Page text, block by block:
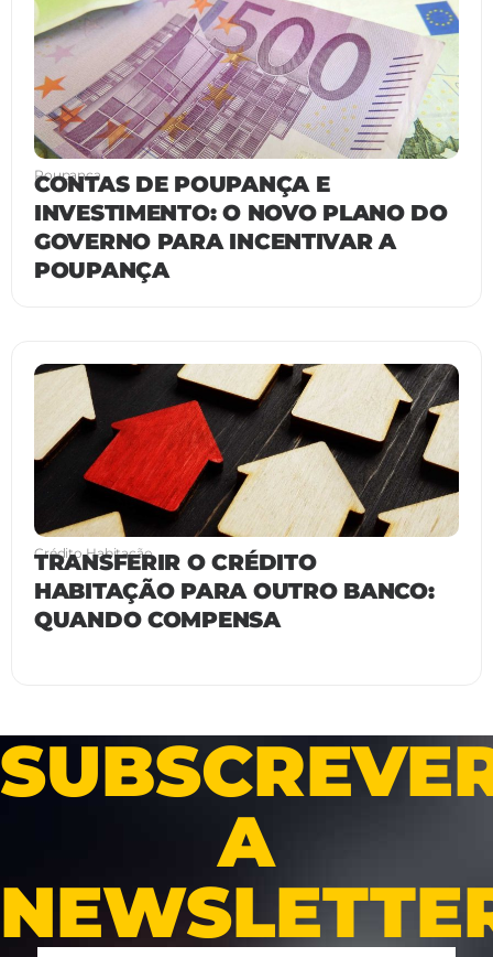
Poupança
CONTAS DE POUPANÇA E
INVESTIMENTO: O NOVO PLANO DO
GOVERNO PARA INCENTIVAR A
POUPANÇA
Crédito Habitação
TRANSFERIR O CRÉDITO
HABITAÇÃO PARA OUTRO BANCO:
QUANDO COMPENSA
A